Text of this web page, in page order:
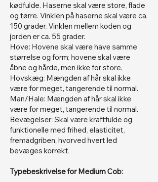
kødfulde. Haserne skal være store, flade
og tørre. Vinklen på haserne skal være ca.
150 grader. Vinklen mellem koden og
jorden er ca. 55 grader.
Hove: Hovene skal være have samme
størrelse og form; hovene skal være
åbne og hårde, men ikke for store.
Hovskæg: Mængden af hår skal ikke
være for meget, tangerende til normal.
Man/Hale: Mængden af hår skal ikke
være for meget, tangerende til normal.
Bevægelser: Skal være kraftfulde og
funktionelle med frihed, elasticitet,
fremadgriben, hvorved hvert led
bevæges korrekt.
Typebeskrivelse for Medium Cob: